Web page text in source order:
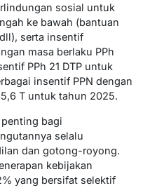
sosial untuk
ke bawah (bantuan
serta insentif
masa berlaku PPh
PPh 21 DTP untuk
insentif PPN dengan
T untuk tahun 2025.
bagi
selalu
dan gotong-royong.
kebijakan
yang bersifat selektif